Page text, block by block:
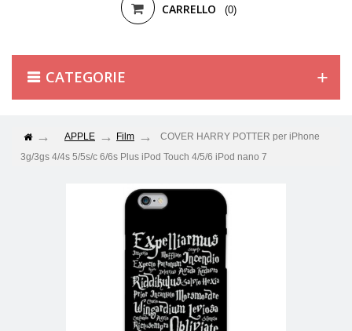
CARRELLO (0)
CATEGORIE
APPLE Film
COVER HARRY POTTER per iPhone
3g/3gs 4/4s 5/5s/c 6/6s Plus iPod Touch 4/5/6 iPod nano 7